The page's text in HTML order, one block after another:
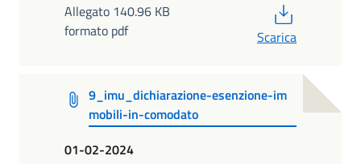
Allegato 140.96 KB
formato pdf
Scarica
9_imu_dichiarazione-esenzione-im
mobili-in-comodato
01-02-2024